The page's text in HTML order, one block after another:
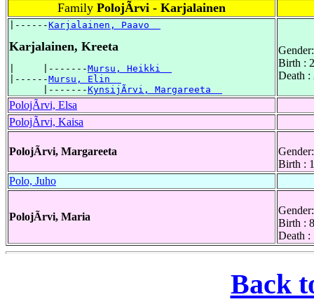
Family PolojÃrvi - Karjalainen
|------Karjalainen, Paavo
Karjalainen, Kreeta
|     |-------Mursu, Heikki
|------Mursu, Elin
      |-------
KynsijÃrvi, Margareeta
Birth :
Death :
PolojÃrvi, Elsa
PolojÃrvi, Kaisa
PolojÃrvi, Margareeta
Birth :
Polo, Juho
PolojÃrvi, Maria
Birth :
Death :
Back